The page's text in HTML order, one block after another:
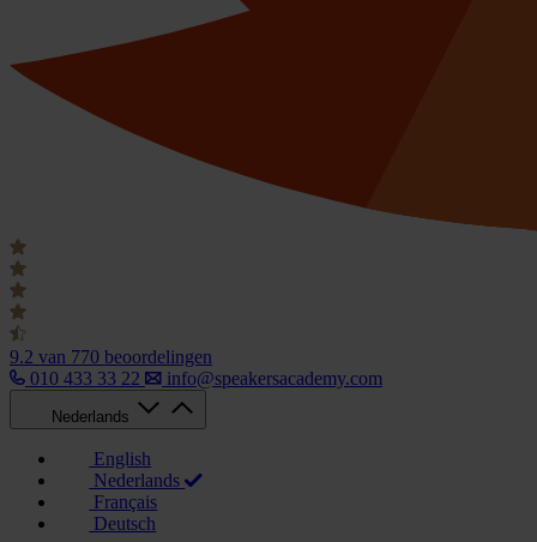
9.2 van 770 beoordelingen
010 433 33 22
info@speakersacademy.com
Nederlands
English
Nederlands
Français
Deutsch